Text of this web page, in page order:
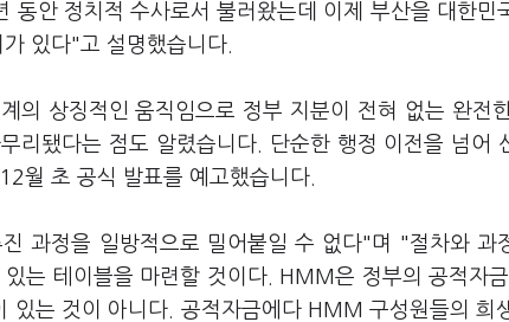
동안 정치적 수사로서 불러왔는데 이제 부산을 대한민
있다"고 설명했습니다.
의 상징적인 움직임으로 정부 지분이 전혀 없는 완전
리됐다는 점도 알렸습니다. 단순한 행정 이전을 넘어
월 초 공식 발표를 예고했습니다.
과정을 일방적으로 밀어붙일 수 없다"며 "절차와 과
있는 테이블을 마련할 것이다. HMM은 정부의 공적자
있는 것이 아니다. 공적자금에다 HMM 구성원들의 희